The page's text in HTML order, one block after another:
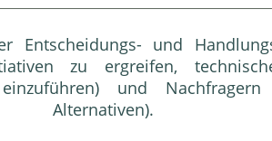
Entscheidungs- und
zu ergreifen,
und
Alternativen).